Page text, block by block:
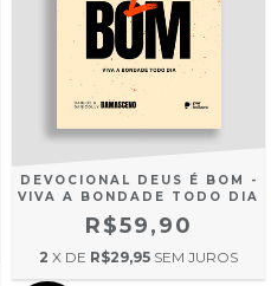
DEVOCIONAL DEUS É BOM -
VIVA A BONDADE TODO DIA
R$59,90
2 X DE R$29,95 SEM JUROS